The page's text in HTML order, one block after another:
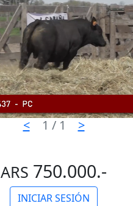
< 1 / 1 >
ARS 750.000.-
INICIAR SESIÓN